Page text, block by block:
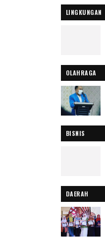
LINGKUNGAN
OLAHRAGA
BISNIS
DAERAH